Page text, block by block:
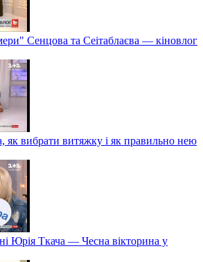
Сенцова та Сеітаблаєва — кіновлог
як вибрати витяжку і як правильно нею
Юрія Ткача — Чесна вікторина у